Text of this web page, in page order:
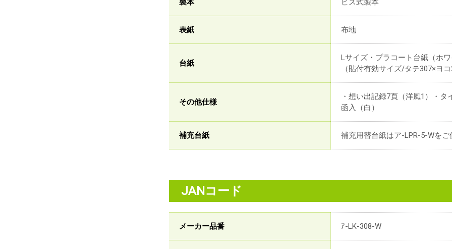
製本 ビス式製本
表紙 布地
台紙
Lサイズ・プラコート台紙（ホ
（貼付有効サイズ/タテ307×ヨ
その他仕様
・想い出記録7頁（洋風1）・
函入（白）
補充台紙 補充用替台紙はア-LPR-5-Wを
JANコード
メーカー品番 ｱ-LK-308-W